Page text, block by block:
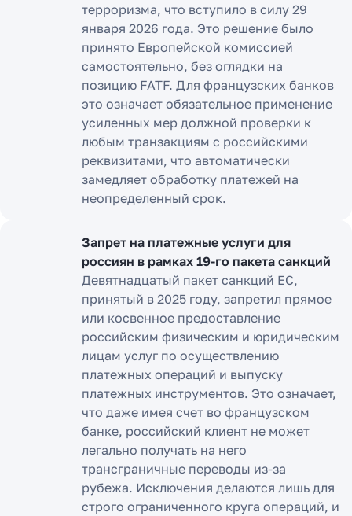
терроризма, что вступило в силу 29
января 2026 года. Это решение было
принято Европейской комиссией
самостоятельно, без оглядки на
позицию FATF. Для французских банков
это означает обязательное применение
усиленных мер должной проверки к
любым транзакциям с российскими
реквизитами, что автоматически
замедляет обработку платежей на
неопределенный срок.
Запрет на платежные услуги для
россиян в рамках 19-го пакета санкций
Девятнадцатый пакет санкций ЕС,
принятый в 2025 году, запретил прямое
или косвенное предоставление
российским физическим и юридическим
лицам услуг по осуществлению
платежных операций и выпуску
платежных инструментов. Это означает,
что даже имея счет во французском
банке, российский клиент не может
легально получать на него
трансграничные переводы из-за
рубежа. Исключения делаются лишь для
строго ограниченного круга операций, и